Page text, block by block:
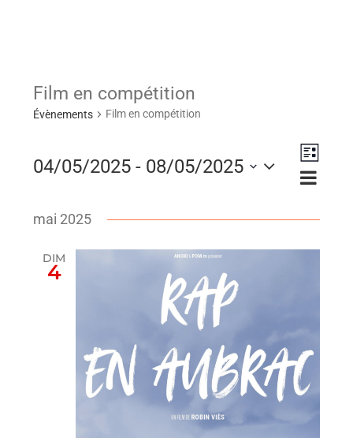
Film en compétition
Évènements Film en compétition
de
Liste
04/05/2025 - 08/05/2025
date.
mai 2025
DIM
4